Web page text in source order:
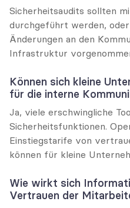
Sicherheitsaudits sollten
durchgeführt werden,
Änderungen an den
Infrastruktur
Können sich kleine
für die interne
Ja, viele erschwingliche
Sicherheitsfunktionen.
Einstiegstarife von
können für kleine
Wie wirkt sich
Vertrauen der